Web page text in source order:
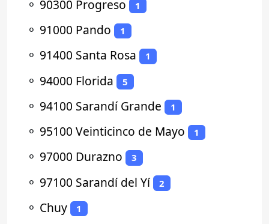
⚬ 90300 Progreso 1
⚬ 91000 Pando 1
⚬ 91400 Santa Rosa 1
⚬ 94000 Florida 5
⚬ 94100 Sarandí Grande 1
⚬ 95100 Veinticinco de Mayo 1
⚬ 97000 Durazno 3
⚬ 97100 Sarandí del Yí 2
⚬ Chuy 1